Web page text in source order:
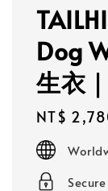
Dog
生衣
Regular
price
NT$